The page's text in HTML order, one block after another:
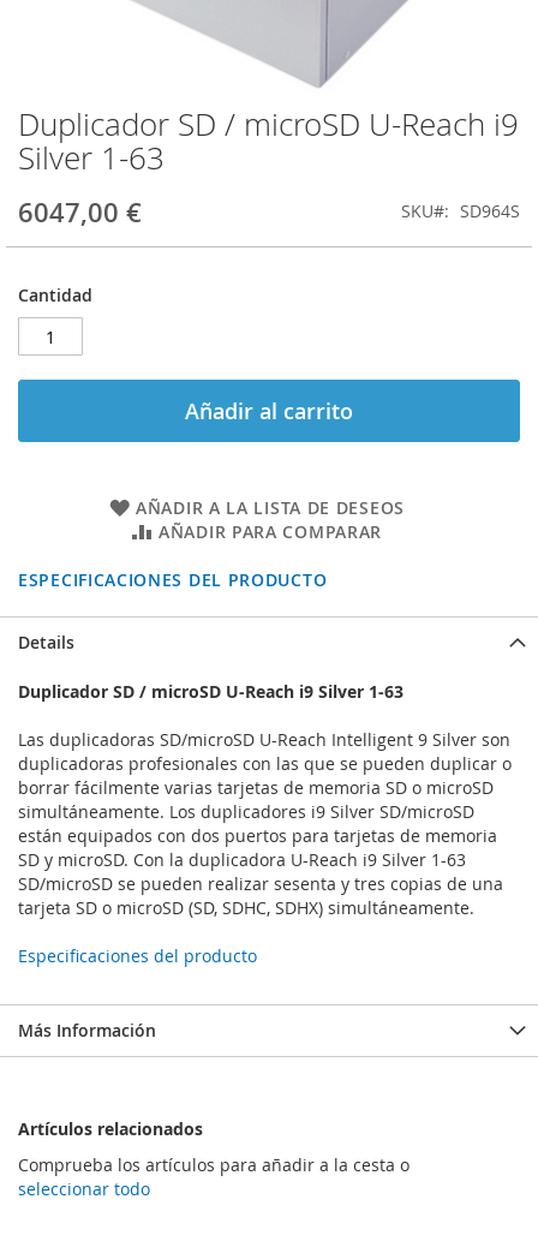
Duplicador SD / microSD U-Reach i9
Silver 1-63
6047,00 € SKU SD964S
Cantidad
Añadir al carrito
AÑADIR A LA LISTA DE DESEOS
AÑADIR PARA COMPARAR
ESPECIFICACIONES DEL PRODUCTO
Saltar
al
comienzo
la
imágenes
Details
Duplicador SD / microSD U-Reach i9 Silver 1-63
Las duplicadoras SD/microSD U-Reach Intelligent 9 Silver son
duplicadoras profesionales con las que se pueden duplicar o
borrar fácilmente varias tarjetas de memoria SD o microSD
simultáneamente. Los duplicadores i9 Silver SD/microSD
están equipados con dos puertos para tarjetas de memoria
SD y microSD. Con la duplicadora U-Reach i9 Silver 1-63
SD/microSD se pueden realizar sesenta y tres copias de una
tarjeta SD o microSD (SD, SDHC, SDHX) simultáneamente.
Especificaciones del producto
Más Información
Artículos relacionados
Comprueba los artículos para añadir a la cesta o
seleccionar todo